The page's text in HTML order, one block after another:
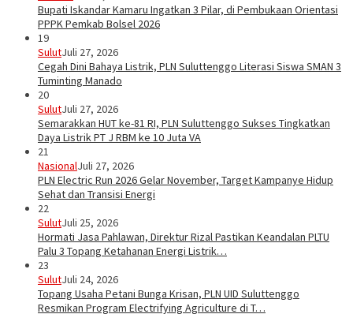
Bupati Iskandar Kamaru Ingatkan 3 Pilar, di Pembukaan Orientasi
PPPK Pemkab Bolsel 2026
19
SulutJuli 27, 2026
Cegah Dini Bahaya Listrik, PLN Suluttenggo Literasi Siswa SMAN 3
Tuminting Manado
20
SulutJuli 27, 2026
Semarakkan HUT ke-81 RI, PLN Suluttenggo Sukses Tingkatkan
Daya Listrik PT J RBM ke 10 Juta VA
21
NasionalJuli 27, 2026
PLN Electric Run 2026 Gelar November, Target Kampanye Hidup
Sehat dan Transisi Energi
22
SulutJuli 25, 2026
Hormati Jasa Pahlawan, Direktur Rizal Pastikan Keandalan PLTU
Palu 3 Topang Ketahanan Energi Listrik…
23
SulutJuli 24, 2026
Topang Usaha Petani Bunga Krisan, PLN UID Suluttenggo
Resmikan Program Electrifying Agriculture di T…